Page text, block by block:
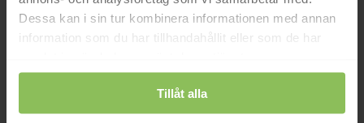
Dessa kan i sin tur kombinera informationen med annan
information som du har tillhandahållit eller som de har
Tillåt alla